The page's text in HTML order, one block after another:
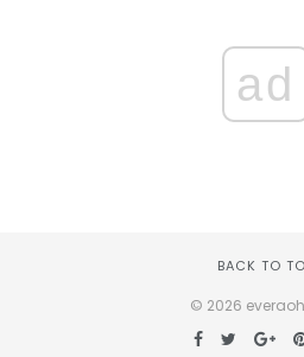
ad
BACK TO
© 2026